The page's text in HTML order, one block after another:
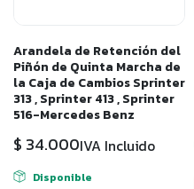
Arandela de Retención del
Piñón de Quinta Marcha de
la Caja de Cambios Sprinter
313 , Sprinter 413 , Sprinter
516-Mercedes Benz
$ 34.000IVA Incluido
Disponible